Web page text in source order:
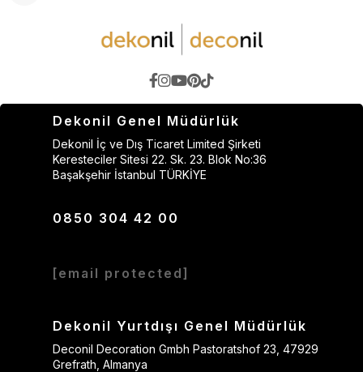
Dekonil Genel Müdürlük
Dekonil İç ve Dış Ticaret Limited Şirketi
Keresteciler Sitesi 22. Sk. 23. Blok No:36
Başakşehir İstanbul TÜRKİYE
0850 304 42 00
[email protected]
Dekonil Yurtdışı Genel Müdürlük
Deconil Decoration Gmbh Pastoratshof 23, 47929
Grefrath, Almanya